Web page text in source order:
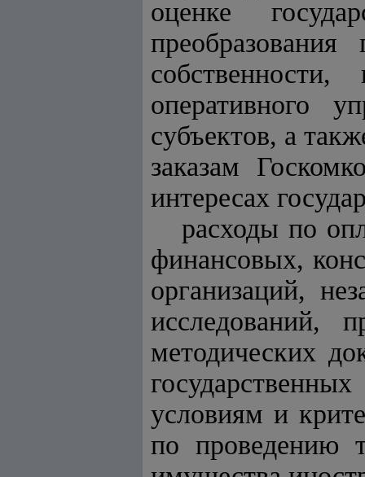
оценке
оперативного
субъектов, а
заказам
интересах
расходы по
финансовых,
организаций,
исследований,
методических
условиям и
по проведению